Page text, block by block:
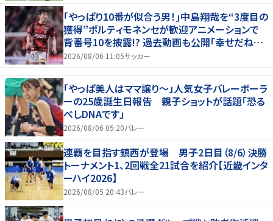
｢やっぱり10番が似合う男！｣中島翔哉を“3度目の
獲得”ポルティモネンセが歓迎アニメーションで
背番号10を披露!? 過去動画も公開｢幸せだね〜｣
｢爽やかイケメン｣
2026/08/06 11:05サッカー
「やっぱ美人はママ譲り～」人気女子バレーボーラ
ーの25歳誕生日報告 親子ショットが話題「恐る
べしDNAです」
2026/08/06 05:20バレー
連覇を目指す鎮西が登場 男子2日目（8/6）決勝
トーナメント1、2回戦全21試合を紹介【近畿インタ
ーハイ2026】
2026/08/05 20:43バレー